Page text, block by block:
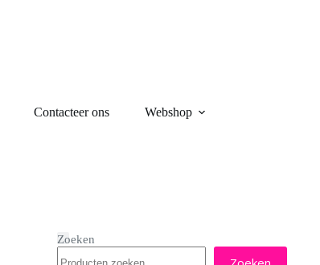
Contacteer ons Webshop
Zoeken